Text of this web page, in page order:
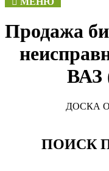
Продажа
ВАЗ
ДОСКА
ПОИСК